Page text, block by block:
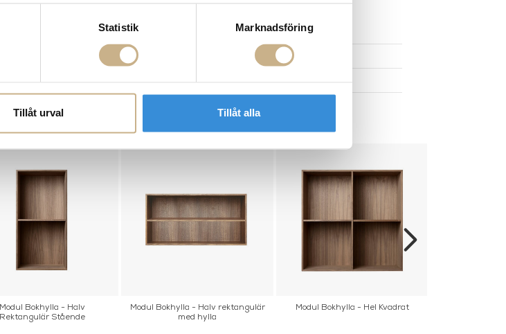
Statistik Marknadsföring
Tillåt urval Tillåt alla
FRÅGA OSS OM PRODUKTEN
BESKRIVNING
Modul Bokhylla - Halv
Rektangulär Stående
Modul Bokhylla - Halv rektangulär
med hylla
Modul Bokhylla - Hel Kvadrat